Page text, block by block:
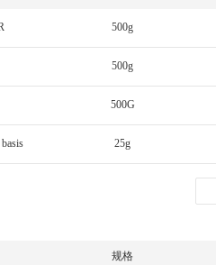
500g
500g
500G
25g
规格